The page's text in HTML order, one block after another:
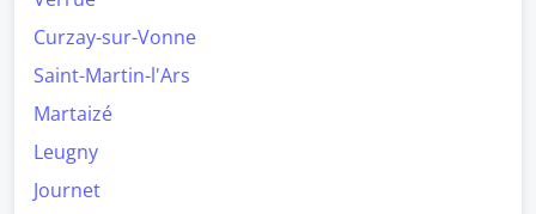
Curzay-sur-Vonne
Saint-Martin-l'Ars
Martaizé
Leugny
Journet